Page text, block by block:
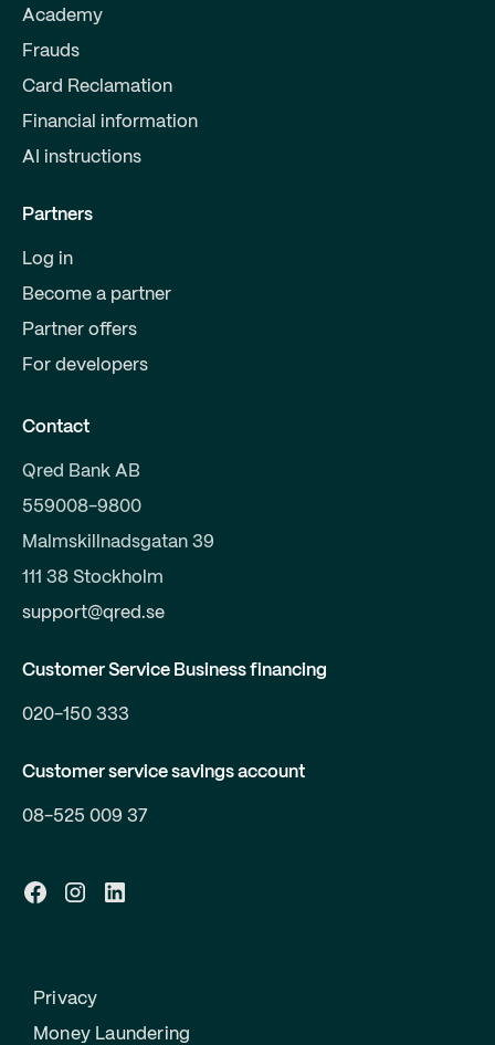
Academy
Frauds
Card Reclamation
Financial information
AI instructions
Partners
Log in
Become a partner
Partner offers
For developers
Contact
Qred Bank AB
559008-9800
Malmskillnadsgatan 39
111 38 Stockholm
support@qred.se
Customer Service Business financing
020-150 333
Customer service savings account
08-525 009 37
Privacy
Money Laundering